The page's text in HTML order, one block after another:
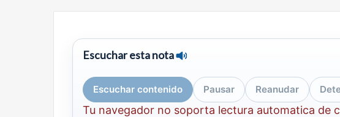
Escuchar esta nota
Escuchar contenido Pausar Reanudar
Tu navegador no soporta lectura automatica de